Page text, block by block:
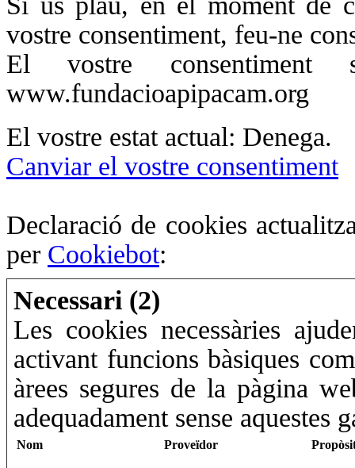
vostre consentiment, feu-ne
El vostre consentiment
www.fundacioapipacam.org
El vostre estat actual: Denega.
Canviar el vostre consentiment
Declaració de cookies
per Cookiebot:
Necessari (2)
Les cookies necessàries
activant funcions bàsiques
àrees segures de la pàgina
adequadament sense aquestes
Nom Proveïdor